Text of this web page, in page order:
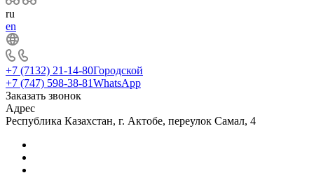
ru
en
+7 (7132) 21-14-80Городской
+7 (747) 598-38-81WhatsApp
Заказать звонок
Адрес
Республика Казахстан, г. Актобе, переулок Самал, 4